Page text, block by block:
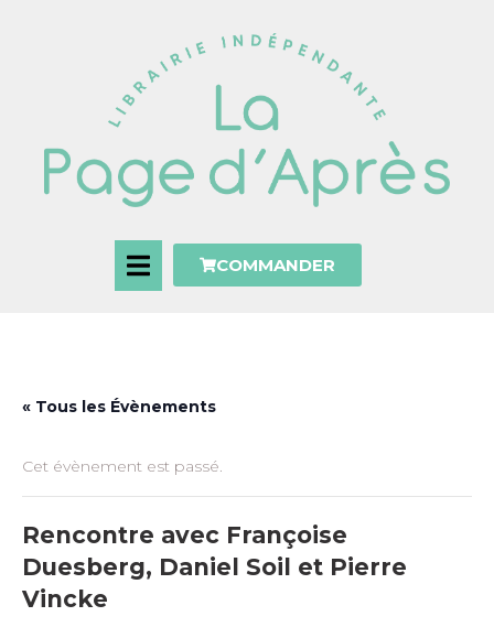
COMMANDER
« Tous les Évènements
Cet évènement est passé.
Rencontre avec Françoise
Duesberg, Daniel Soil et Pierre
Vincke